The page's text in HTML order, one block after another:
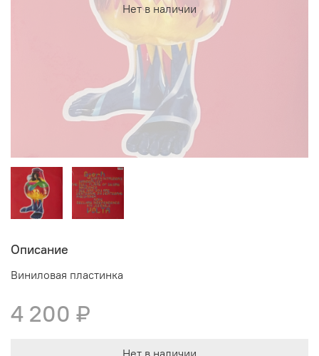
Нет в наличии
Описание
Виниловая пластинка
4 200 ₽
Нет в наличии